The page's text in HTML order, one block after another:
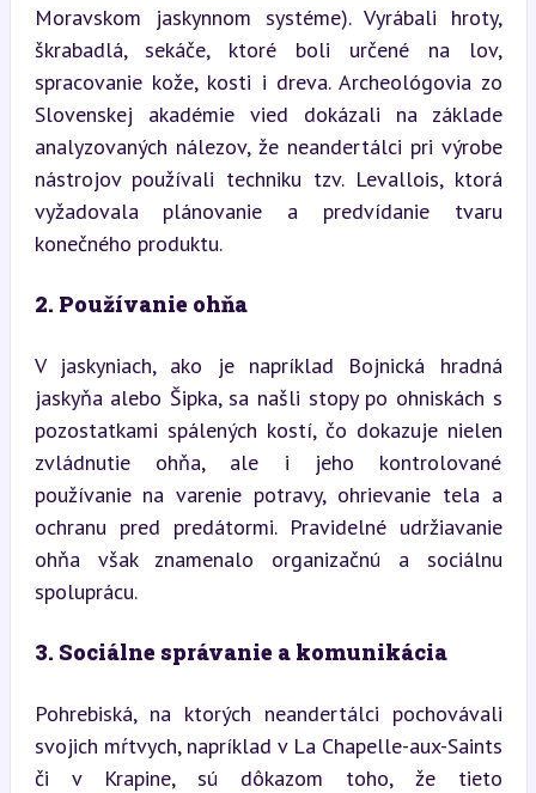
Moravskom jaskynnom systéme). Vyrábali hroty,
škrabadlá, sekáče, ktoré boli určené na lov,
spracovanie kože, kosti i dreva. Archeológovia zo
Slovenskej akadémie vied dokázali na základe
analyzovaných nálezov, že neandertálci pri výrobe
nástrojov používali techniku tzv. Levallois, ktorá
vyžadovala plánovanie a predvídanie tvaru
konečného produktu.
2. Používanie ohňa
V jaskyniach, ako je napríklad Bojnická hradná
jaskyňa alebo Šipka, sa našli stopy po ohniskách s
pozostatkami spálených kostí, čo dokazuje nielen
zvládnutie ohňa, ale i jeho kontrolované
používanie na varenie potravy, ohrievanie tela a
ochranu pred predátormi. Pravidelné udržiavanie
ohňa však znamenalo organizačnú a sociálnu
spoluprácu.
3. Sociálne správanie a komunikácia
Pohrebiská, na ktorých neandertálci pochovávali
svojich mŕtvych, napríklad v La Chapelle-aux-Saints
či v Krapine, sú dôkazom toho, že tieto